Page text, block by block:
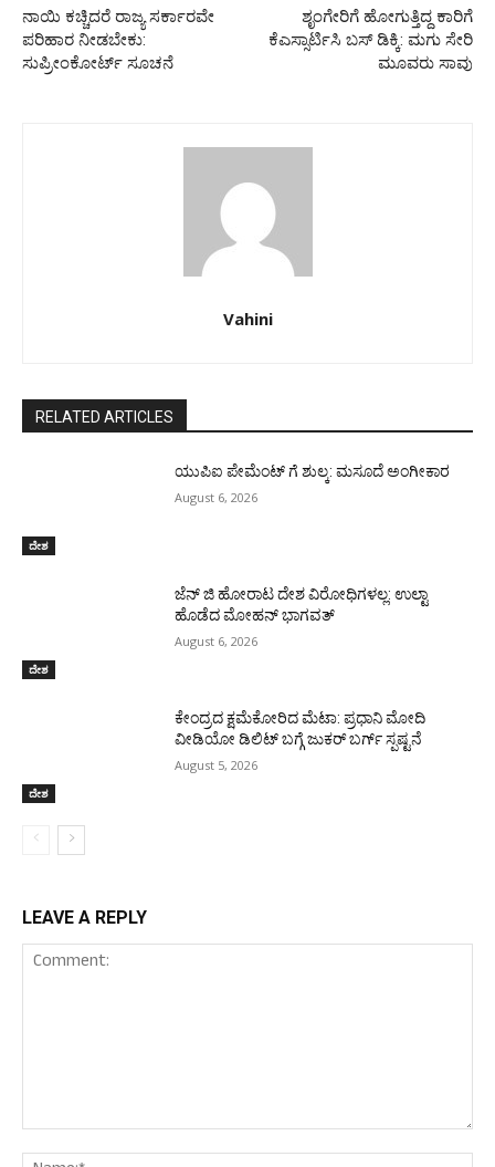
ನಾಯಿ ಕಚ್ಚಿದರೆ ರಾಜ್ಯ ಸರ್ಕಾರವೇ
ಪರಿಹಾರ ನೀಡಬೇಕು:
ಸುಪ್ರೀಂಕೋರ್ಟ್ ಸೂಚನೆ
ಶೃಂಗೇರಿಗೆ ಹೋಗುತ್ತಿದ್ದ ಕಾರಿಗೆ
ಕೆಎಸ್ಸಾರ್ಟಿಸಿ ಬಸ್‌ ಡಿಕ್ಕಿ: ಮಗು ಸೇರಿ
ಮೂವರು ಸಾವು
Vahini
RELATED ARTICLES
ದೇಶ
ಯುಪಿಐ ಪೇಮೆಂಟ್ ಗೆ ಶುಲ್ಕ: ಮಸೂದೆ ಅಂಗೀಕಾರ
August 6, 2026
ದೇಶ
ಜೆನ್ ಜಿ ಹೋರಾಟ ದೇಶ ವಿರೋಧಿಗಳಲ್ಲ: ಉಲ್ಟಾ
ಹೊಡೆದ ಮೋಹನ್ ಭಾಗವತ್
August 6, 2026
ದೇಶ
ಕೇಂದ್ರದ ಕ್ಷಮೆಕೋರಿದ ಮೆಟಾ: ಪ್ರಧಾನಿ ಮೋದಿ
ವೀಡಿಯೋ ಡಿಲಿಟ್ ಬಗ್ಗೆ ಜುಕರ್ ಬರ್ಗ್ ಸ್ಪಷ್ಟನೆ
August 5, 2026
LEAVE A REPLY